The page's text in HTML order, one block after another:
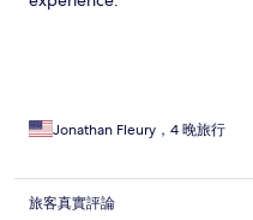
Jonathan Fleury，4 晚旅行
旅客真實評論